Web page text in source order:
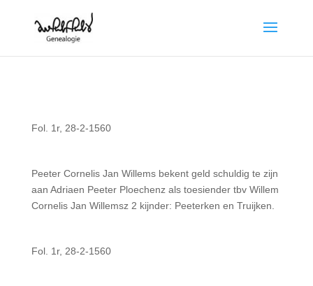
Fol. 1r, 28-2-1560
Peeter Cornelis Jan Willems bekent geld schuldig te zijn
aan Adriaen Peeter Ploechenz als toesiender tbv Willem
Cornelis Jan Willemsz 2 kijnder: Peeterken en Truijken.
Fol. 1r, 28-2-1560